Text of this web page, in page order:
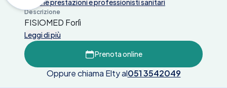
Tutte le prestazioni e professionisti sanitari
Descrizione
FISIOMED Forlì
Leggi di più
Prenota online
Oppure chiama Elty al051 3542049